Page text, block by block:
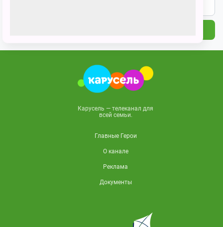
Карусель — телеканал для
всей семьи.
Главные Герои
О канале
Реклама
Документы